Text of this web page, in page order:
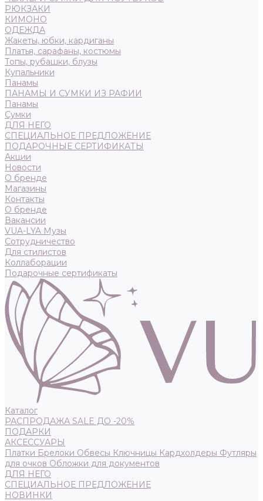
РЮКЗАКИ
КИМОНО
ОДЕЖДА
Жакеты, юбки, кардиганы
Платья, сарафаны, костюмы
Топы, рубашки, блузы
Купальники
Панамы
ПАНАМЫ И СУМКИ ИЗ РАФИИ
Панамы
Сумки
ДЛЯ НЕГО
СПЕЦИАЛЬНОЕ ПРЕДЛОЖЕНИЕ
ПОДАРОЧНЫЕ СЕРТИФИКАТЫ
Акции
Новости
О бренде
Магазины
Контакты
О бренде
Вакансии
VUA-LYA Музы
Сотрудничество
Для стилистов
Коллаборации
Подарочные сертификаты
Каталог
РАСПРОДАЖА SALE ДО -20%
ПОДАРКИ
АКСЕССУАРЫ
Платки Брелоки Обвесы Ключницы Кардхолдеры Футляры
для очков Обложки для документов
ДЛЯ НЕГО
СПЕЦИАЛЬНОЕ ПРЕДЛОЖЕНИЕ
НОВИНКИ